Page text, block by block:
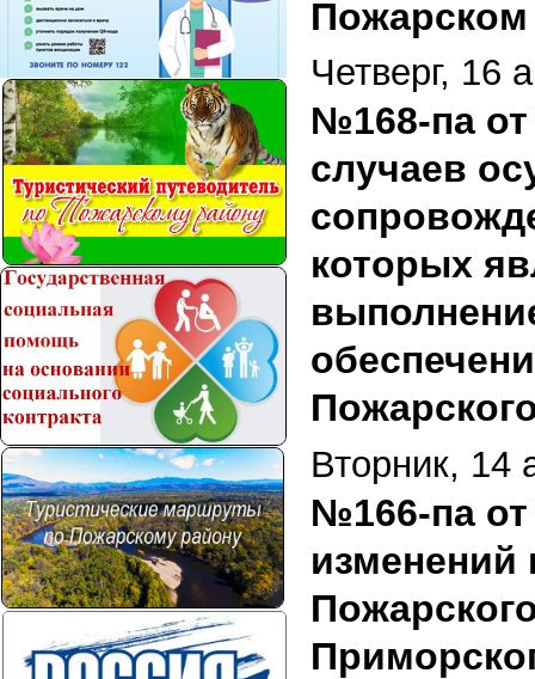
Четверг, 16
№168-па
случаев
которых
Вторник, 14
№166-па от
изменений